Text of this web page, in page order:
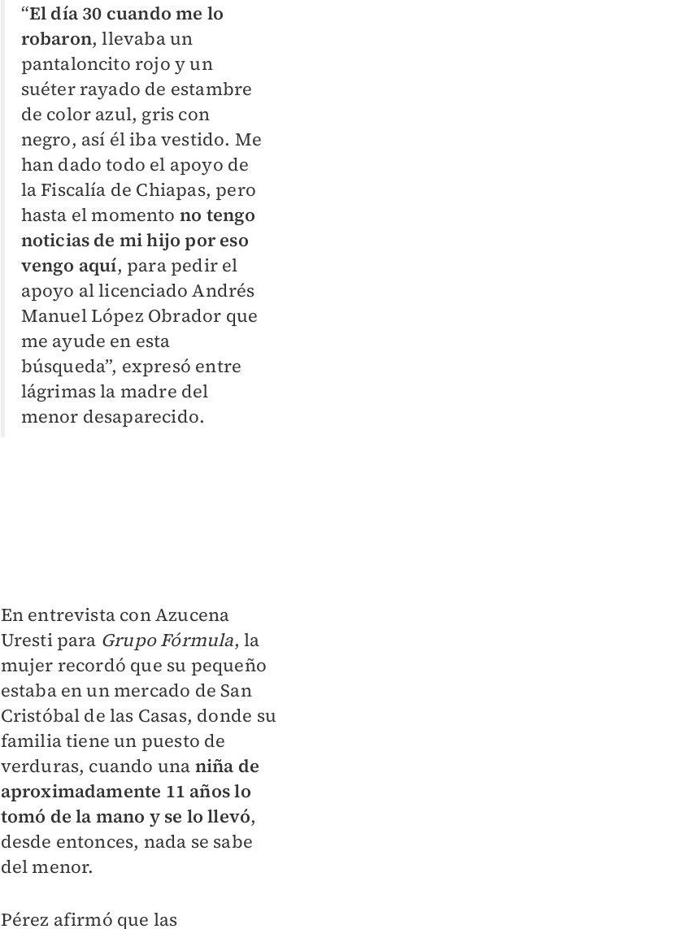
“El día 30 cuando me lo
robaron, llevaba un
pantaloncito rojo y un
suéter rayado de estambre
de color azul, gris con
negro, así él iba vestido. Me
han dado todo el apoyo de
la Fiscalía de Chiapas, pero
hasta el momento no tengo
noticias de mi hijo por eso
vengo aquí, para pedir el
apoyo al licenciado Andrés
Manuel López Obrador que
me ayude en esta
búsqueda”, expresó entre
lágrimas la madre del
menor desaparecido.
En entrevista con Azucena
Uresti para Grupo Fórmula, la
mujer recordó que su pequeño
estaba en un mercado de San
Cristóbal de las Casas, donde su
familia tiene un puesto de
verduras, cuando una niña de
aproximadamente 11 años lo
tomó de la mano y se lo llevó,
desde entonces, nada se sabe
del menor.
Pérez afirmó que las